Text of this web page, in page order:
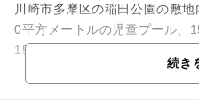
川崎市多摩区の稲田公園の敷
0平方メートルの児童プール、
150平方メートルの徒歩プール
続き